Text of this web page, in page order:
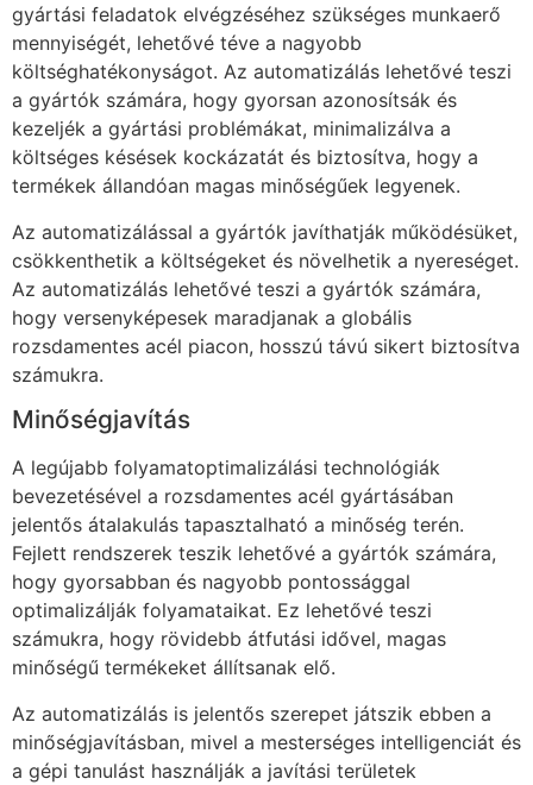
gyártási feladatok elvégzéséhez szükséges munkaerő
mennyiségét, lehetővé téve a nagyobb
költséghatékonyságot. Az automatizálás lehetővé teszi
a gyártók számára, hogy gyorsan azonosítsák és
kezeljék a gyártási problémákat, minimalizálva a
költséges késések kockázatát és biztosítva, hogy a
termékek állandóan magas minőségűek legyenek.
Az automatizálással a gyártók javíthatják működésüket,
csökkenthetik a költségeket és növelhetik a nyereséget.
Az automatizálás lehetővé teszi a gyártók számára,
hogy versenyképesek maradjanak a globális
rozsdamentes acél piacon, hosszú távú sikert biztosítva
számukra.
Minőségjavítás
A legújabb folyamatoptimalizálási technológiák
bevezetésével a rozsdamentes acél gyártásában
jelentős átalakulás tapasztalható a minőség terén.
Fejlett rendszerek teszik lehetővé a gyártók számára,
hogy gyorsabban és nagyobb pontossággal
optimalizálják folyamataikat. Ez lehetővé teszi
számukra, hogy rövidebb átfutási idővel, magas
minőségű termékeket állítsanak elő.
Az automatizálás is jelentős szerepet játszik ebben a
minőségjavításban, mivel a mesterséges intelligenciát és
a gépi tanulást használják a javítási területek